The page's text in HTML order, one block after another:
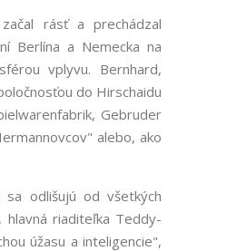
rásť a prechádzal
Berlína a Nemecka na
vplyvu. Bernhard,
do Hirschaidu
Gebruder
alebo, ako
odlišujú od všetkých
riaditeľka Teddy-
úžasu a inteligencie",